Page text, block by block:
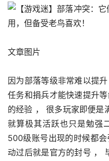
文章图片
因为部落等级非常难以提
任务和捐兵才能快速提升
的经验 ， 很多玩家即便是
就算极其活跃也只是勉强
500级账号出现的时候都
动过后就是官方的封号 ，